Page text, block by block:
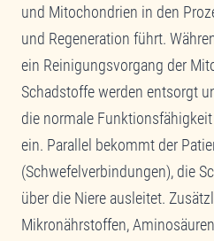
und Mitochondrien in den
und Regeneration führt.
ein Reinigungsvorgang der
Schadstoffe werden entsorgt
die normale
ein. Parallel bekommt der
(Schwefelverbindungen), die
über die Niere ausleitet.
Mikronährstoffen,